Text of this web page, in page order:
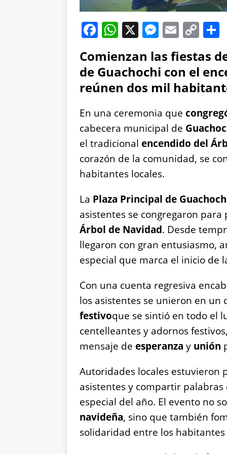
F
c
e
b
o
o
k
W
at
s
A
p
p
X M
ss
e
n
g
er
E
ai
l
C
p
y
Li
n
k
Comienzan las fiestas
de Guachochi con el
reúnen dos mil
En una ceremonia que
cabecera municipal de
el tradicional encendido del
corazón de la comunidad, se
habitantes locales.
La Plaza Principal de
asistentes se congregaron
Árbol de Navidad. Desde
llegaron con gran entusiasmo,
especial que marca el inicio de
Con una cuenta regresiva
los asistentes se unieron en un
festivoque se sintió en todo el
centelleantes y adornos
mensaje de esperanza y unión
Autoridades locales estuvieron
asistentes y compartir
especial del año. El evento no
navideña, sino que también
solidaridad entre los